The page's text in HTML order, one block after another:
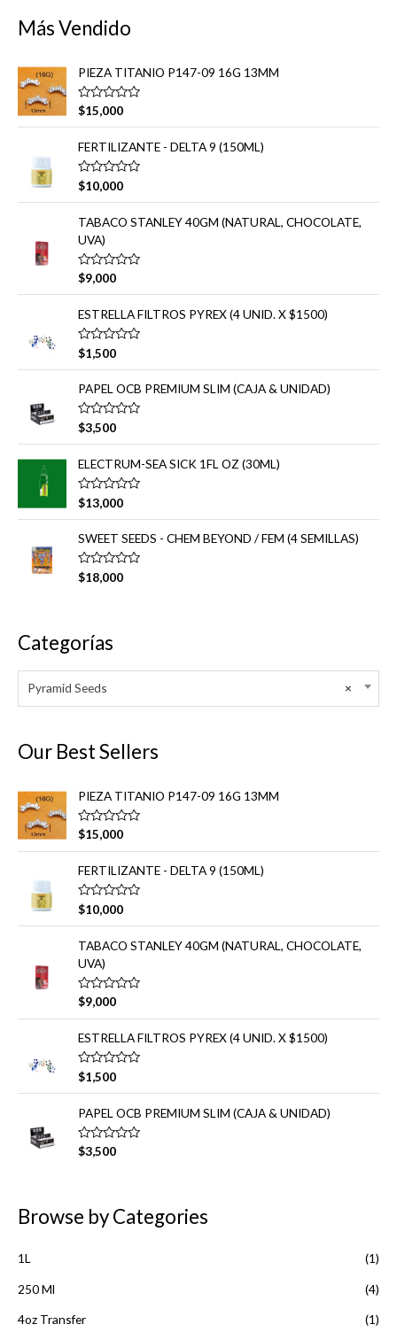
c
Más Vendido
PIEZA TITANIO P147-09 16G 13MM
V
o
r
a
d
o
e
0
d
e
5
$15,000
FERTILIZANTE - DELTA 9 (150ML)
V
a
l
o
r
a
d
o
e
n
0
d
e
5
$10,000
TABACO STANLEY 40GM (NATURAL, CHOCOLATE,
UVA)
V
o
r
a
d
o
e
0
d
e
5
$9,000
ESTRELLA FILTROS PYREX (4 UNID. X $1500)
V
a
l
o
r
a
d
o
e
0
d
e
5
$1,500
PAPEL OCB PREMIUM SLIM (CAJA & UNIDAD)
V
o
r
a
d
o
e
0
d
e
5
$3,500
ELECTRUM-SEA SICK 1FL OZ (30ML)
V
a
l
o
r
a
d
o
e
5
$13,000
SWEET SEEDS - CHEM BEYOND / FEM (4 SEMILLAS)
V
d
e
0
$18,000
Categorías
×
Pyramid Seeds
Our Best Sellers
PIEZA TITANIO P147-09 16G 13MM
V
l
o
r
a
d
o
e
0
d
e
5
$15,000
FERTILIZANTE - DELTA 9 (150ML)
V
a
l
o
r
a
d
o
e
n
0
d
e
5
$10,000
TABACO STANLEY 40GM (NATURAL, CHOCOLATE,
UVA)
V
l
o
r
a
d
o
e
0
d
e
5
$9,000
ESTRELLA FILTROS PYREX (4 UNID. X $1500)
V
a
l
o
r
a
d
o
e
5
$1,500
PAPEL OCB PREMIUM SLIM (CAJA & UNIDAD)
V
d
$3,500
Browse by Categories
1L (1)
250 Ml (4)
4oz Transfer (1)